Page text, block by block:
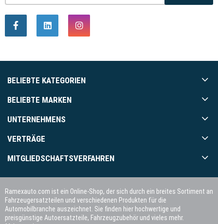
BELIEBTE KATEGORIEN
BELIEBTE MARKEN
UNTERNEHMENS
VERTRÄGE
MITGLIEDSCHAFTSVERFAHREN
Ramexauto.com ist ein Online-Shop, der sich durch ein breites Sortiment an
Fahrzeugersatzteilen und verschiedenen Produkten für die
Automobilbranche auszeichnet. Sie finden hier hochwertige und
preisgünstige Autoersatzteile, Fahrzeugzubehör und vieles mehr.